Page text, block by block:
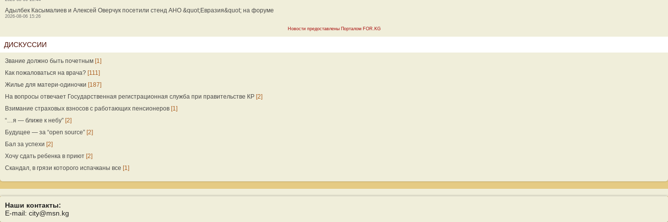
Адылбек Касымалиев и Алексей Оверчук посетили стенд АНО &quot;Евразия&quot; на форуме
2026-08-06 15:26
Новости предоставлены Порталом FOR.KG
ДИСКУССИИ
Звание должно быть почетным [1]
Как пожаловаться на врача? [111]
Жилье для матери-одиночки [187]
На вопросы отвечает Государственная регистрационная служба при правительстве КР [2]
Взимание страховых взносов с работающих пенсионеров [1]
“…я — ближе к небу” [2]
Будущее — за “open source” [2]
Бал за успехи [2]
Хочу сдать ребенка в приют [2]
Скандал, в грязи которого испачканы все [1]
Наши контакты:
E-mail: city@msn.kg